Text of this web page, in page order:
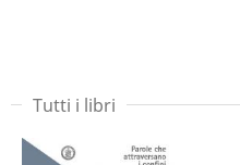
Tutti i libri